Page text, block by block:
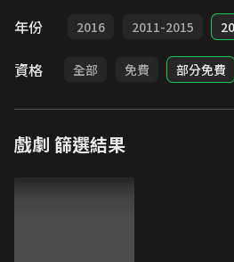
年份
2017 2016 2011-2015
資格 全部 免費 部分免費
戲劇 篩選結果